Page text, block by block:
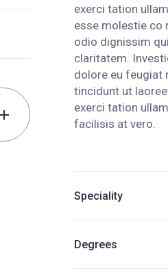
exerci tation
esse molestie co
odio dignissim
claritatem.
dolore eu feugiat
tincidunt ut
exerci tation
facilisis at vero.
Speciality
Degrees